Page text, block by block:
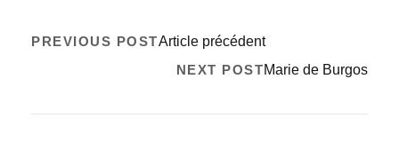
PREVIOUS POSTArticle précédent
NEXT POSTMarie de Burgos